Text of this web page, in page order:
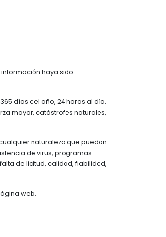
haya sido
días del año, 24 horas al día.
mayor, catástrofes naturales,
naturaleza que puedan
de virus, programas
de licitud, calidad, fiabilidad,
web.